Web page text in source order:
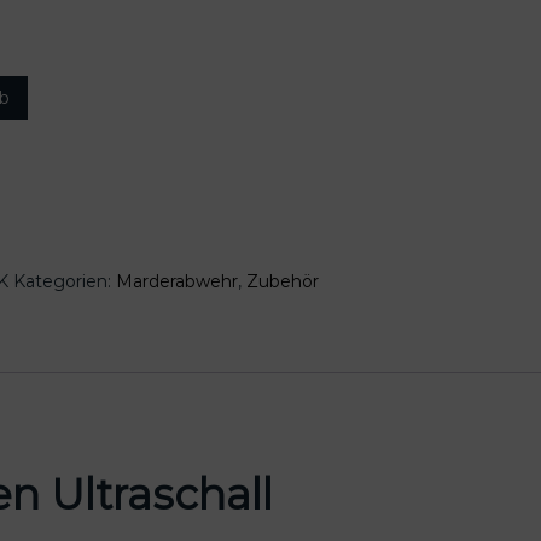
Kategorien: Marderabwehr, Zubehör
Ultraschall